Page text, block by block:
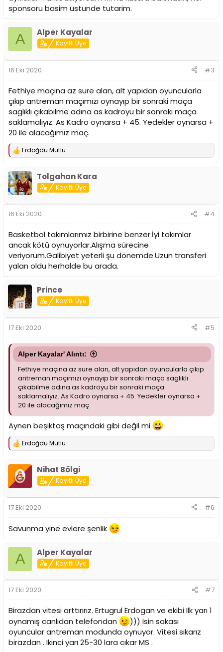
sponsoru basim ustunde tutarim.
A Alper Kayalar
Kayıtlı Üye
16 Eki 2020 #3
Fethiye maçına az sure alan, alt yapıdan oyuncularla
çıkıp antreman maçımızı oynayıp bir sonraki maça
saglıklı çıkabilme adına as kadroyu bir sonraki maça
saklamalıyız. As Kadro oynarsa + 45. Yedekler oynarsa +
20 ile alacağımız maç.
T
k
i
l
:
Erdoğdu Mutlu
Tolgahan Kara
Kayıtlı Üye
16 Eki 2020 #4
Basketbol takımlarımız birbirine benzer.İyi takımlar
ancak kötü oynuyorlar.Alışma sürecine
veriyorum.Galibiyet yeterli şu dönemde.Uzun transferi
yalan oldu herhalde bu arada.
Prince
Kayıtlı Üye
17 Eki 2020 #5
Alper Kayalar' Alıntı:
Fethiye maçına az sure alan, alt yapıdan oyuncularla çıkıp
antreman maçımızı oynayıp bir sonraki maça saglıklı
çıkabilme adına as kadroyu bir sonraki maça
saklamalıyız. As Kadro oynarsa + 45. Yedekler oynarsa +
20 ile alacağımız maç.
Aynen beşiktaş maçındaki gibi değil mi
T
p
l
:
Erdoğdu Mutlu
Nihat Bölgi
Kayıtlı Üye
17 Eki 2020 #6
Savunma yine evlere şenlik
A Alper Kayalar
Kayıtlı Üye
17 Eki 2020 #7
Birazdan vitesi arttırırız. Ertugrul Erdogan ve ekibi Ilk yarı 1
oynamış canlıdan telefondan
))) Isin sakası
oyuncular antreman modunda oynuyor. Vitesi sıkarız
birazdan . Ikinci yarı 25-30 lara cıkar MS .